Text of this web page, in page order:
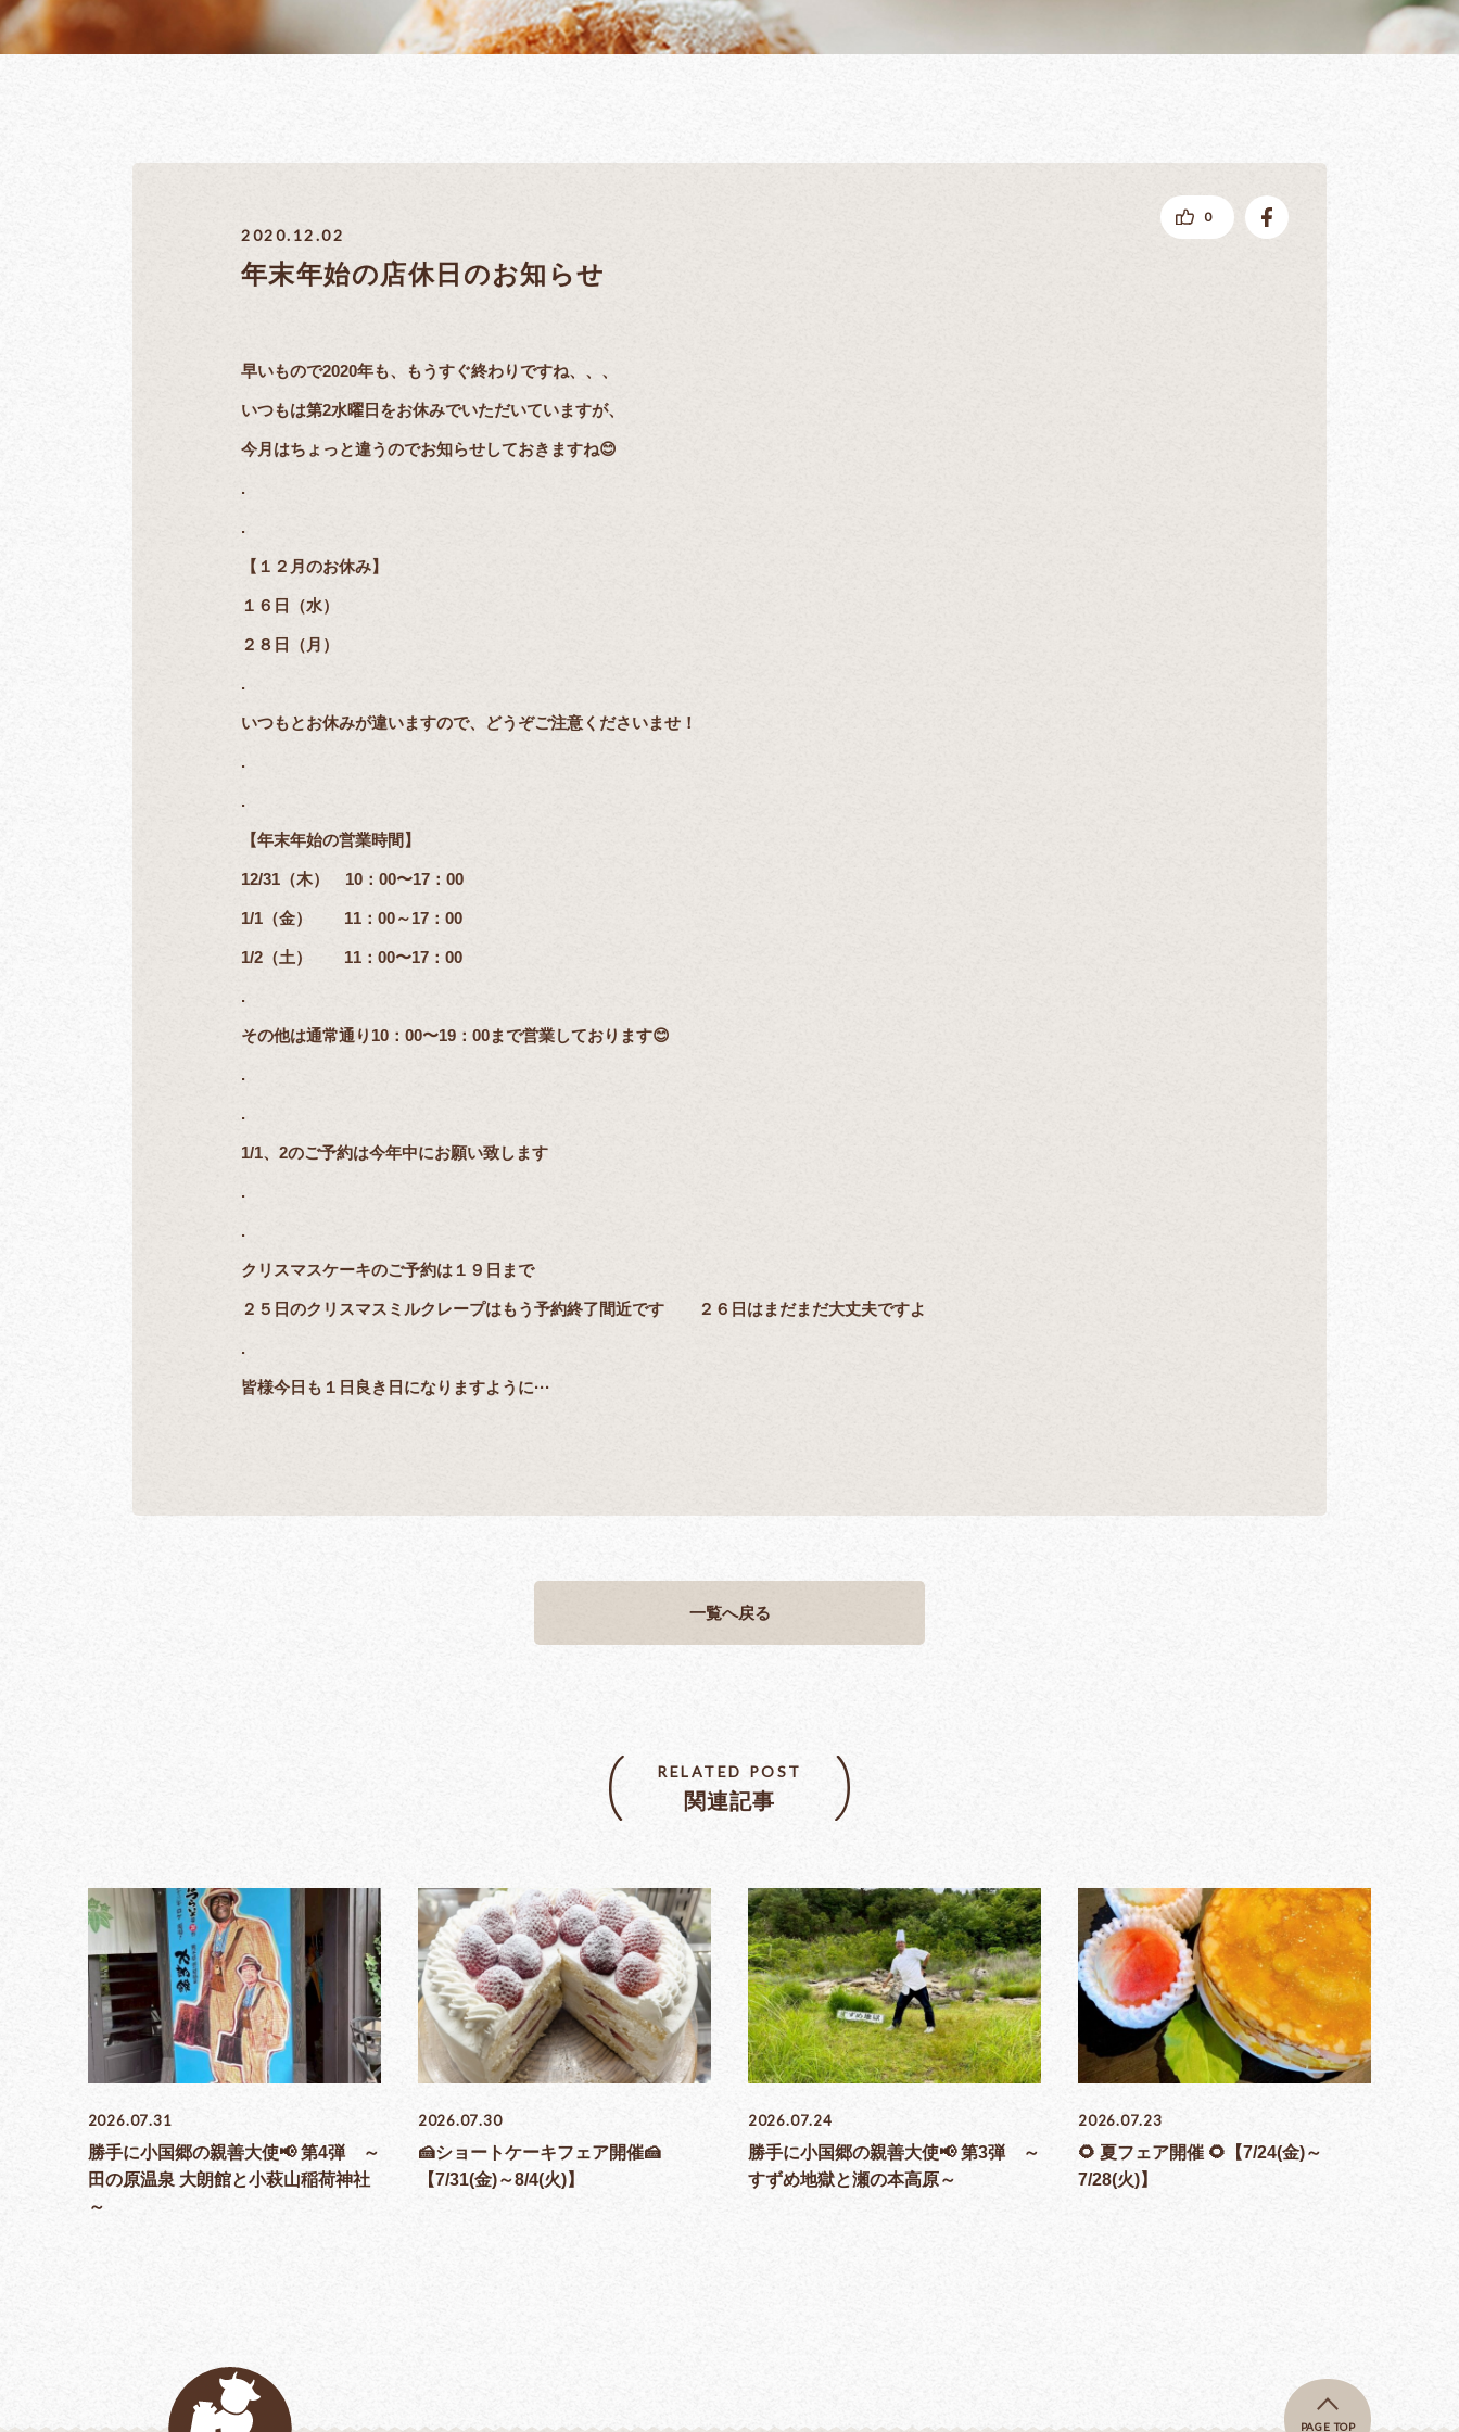
2020.12.02
年末年始の店休日のお知らせ
早いもので2020年も、もうすぐ終わりですね、、、
いつもは第2水曜日をお休みでいただいていますが、
今月はちょっと違うのでお知らせしておきますね😊
.
.
【１２月のお休み】
１６日（水）
２８日（月）
.
いつもとお休みが違いますので、どうぞご注意くださいませ！
.
.
【年末年始の営業時間】
12/31（木） 10：00〜17：00
1/1（金） 11：00～17：00
1/2（土） 11：00〜17：00
.
その他は通常通り10：00〜19：00まで営業しております😊
.
.
1/1、2のご予約は今年中にお願い致します
.
.
クリスマスケーキのご予約は１９日まで
２５日のクリスマスミルクレープはもう予約終了間近です ２６日はまだまだ大丈夫ですよ
.
皆様今日も１日良き日になりますように···
0
一覧へ戻る
RELATED POST
関連記事
2026.07.31
勝手に小国郷の親善大使📢 第4弾 ～
田の原温泉 大朗館と小萩山稲荷神社
～
2026.07.30
🍰ショートケーキフェア開催🍰
【7/31(金)～8/4(火)】
2026.07.24
勝手に小国郷の親善大使📢 第3弾 ～
すずめ地獄と瀬の本高原～
2026.07.23
🌻 夏フェア開催 🌻【7/24(金)～
7/28(火)】
PAGE TOP